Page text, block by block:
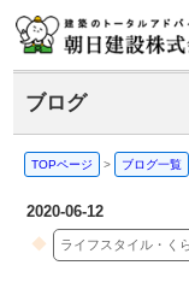
ブログ
TOPページ > ブログ一覧
2020-06-12
ライフスタイル・く